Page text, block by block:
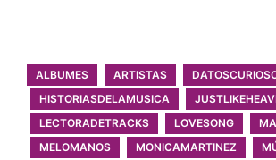
ALBUMES ARTISTAS
HISTORIASDELAMUSICA
LECTORADETRACKS
LOVESONG
MELOMANOS
MONICAMARTINEZ